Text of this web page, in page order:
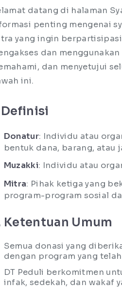
datang di halaman
penting mengenai
yang ingin
dan
dan menyetujui
ini.
Definisi
Donatur: Individu atau
bentuk dana, barang, atau
Muzakki: Individu atau
Mitra: Pihak ketiga yang
program-program sosial
Ketentuan Umum
Semua donasi yang
dengan program yang
DT Peduli berkomitmen
infak, sedekah, dan wakaf